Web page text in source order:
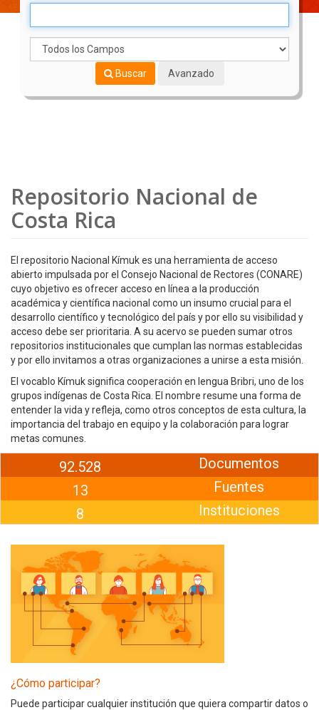
Buscar Avanzado
Repositorio Nacional de
Costa Rica
El repositorio Nacional Kímuk es una herramienta de acceso
abierto impulsada por el Consejo Nacional de Rectores (CONARE)
cuyo objetivo es ofrecer acceso en línea a la producción
académica y científica nacional como un insumo crucial para el
desarrollo científico y tecnológico del país y por ello su visibilidad y
acceso debe ser prioritaria. A su acervo se pueden sumar otros
repositorios institucionales que cumplan las normas establecidas
y por ello invitamos a otras organizaciones a unirse a esta misión.
El vocablo Kímuk significa cooperación en lengua Bribri, uno de los
grupos indígenas de Costa Rica. El nombre resume una forma de
entender la vida y refleja, como otros conceptos de esta cultura, la
importancia del trabajo en equipo y la colaboración para lograr
metas comunes.
92.528
13
8
Documentos
Fuentes
Instituciones
¿Cómo participar?
Puede participar cualquier institución que quiera compartir datos o